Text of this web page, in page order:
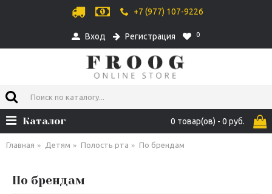
+7 (977) 107-9226
Вход Регистрация 0
0 товар(ов) - 0 руб.
Каталог
Главная Детям Полость рта По брендам
По брендам